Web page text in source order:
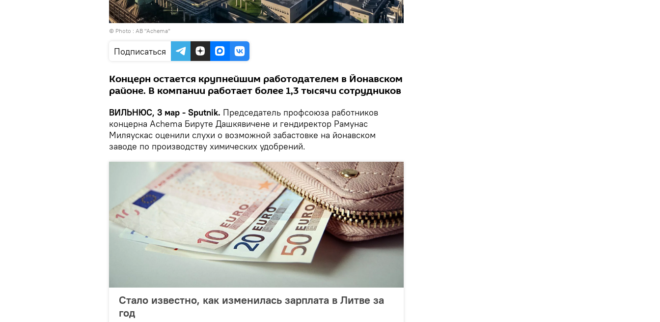
© Photo : AB "Achema"
Подписаться
Концерн остается крупнейшим работодателем в Йонавском
районе. В компании работает более 1,3 тысячи сотрудников
ВИЛЬНЮС, 3 мар - Sputnik. Председатель профсоюза работников
концерна Achema Бируте Дашкявичене и гендиректор Рамунас
Миляускас оценили слухи о возможной забастовке на йонавском
заводе по производству химических удобрений.
Стало известно, как изменилась зарплата в Литве за
год